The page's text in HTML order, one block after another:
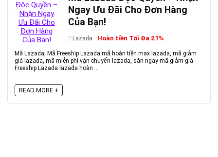
Ngay Ưu Đãi Cho Đơn Hàng
Của Bạn!
Lazada Hoàn tiền Tối Đa 21%
Mã Lazada, Mã Freeship Lazada mã hoàn tiền max lazada, mã giảm
giá lazada, mã miễn phí vận chuyển lazada, săn ngay mã giảm giá
Freeship Lazada lazada hoàn ...
READ MORE +